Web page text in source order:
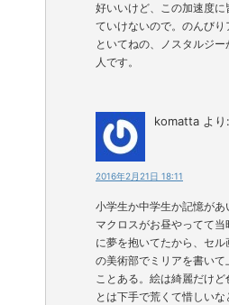
好いいけど、この加速度
ていけないので。のんびり
といてねの、ノスタルジ
人です。
komatta より:
2016年2月21日 18:11
小学生か中学生か記憶があ
マクロスがお昼やってて
に夢を抱いてたから、セ
の美術部でミリアを書い
ことある。絵は綺麗だけど
とは下手で荒くて惜しい